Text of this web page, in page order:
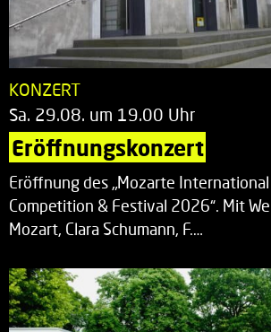
KONZERT
Sa. 29.08. um 19.00 Uhr
Eröffnungskonzert
Eröffnung des „Mozarte International
Competition & Festival 2026“. Mit
Mozart, Clara Schumann, F.…